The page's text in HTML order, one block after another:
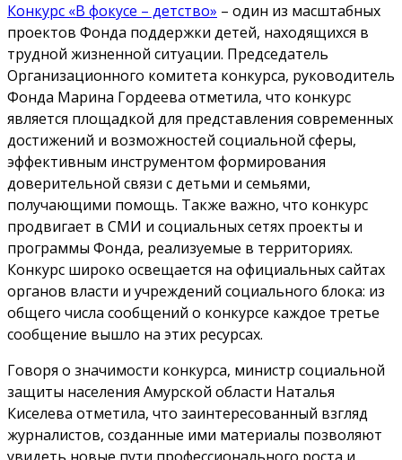
Конкурс «В фокусе – детство» – один из масштабных
проектов Фонда поддержки детей, находящихся в
трудной жизненной ситуации. Председатель
Организационного комитета конкурса, руководитель
Фонда Марина Гордеева отметила, что конкурс
является площадкой для представления современных
достижений и возможностей социальной сферы,
эффективным инструментом формирования
доверительной связи с детьми и семьями,
получающими помощь. Также важно, что конкурс
продвигает в СМИ и социальных сетях проекты и
программы Фонда, реализуемые в территориях.
Конкурс широко освещается на официальных сайтах
органов власти и учреждений социального блока: из
общего числа сообщений о конкурсе каждое третье
сообщение вышло на этих ресурсах.
Говоря о значимости конкурса, министр социальной
защиты населения Амурской области Наталья
Киселева отметила, что заинтересованный взгляд
журналистов, созданные ими материалы позволяют